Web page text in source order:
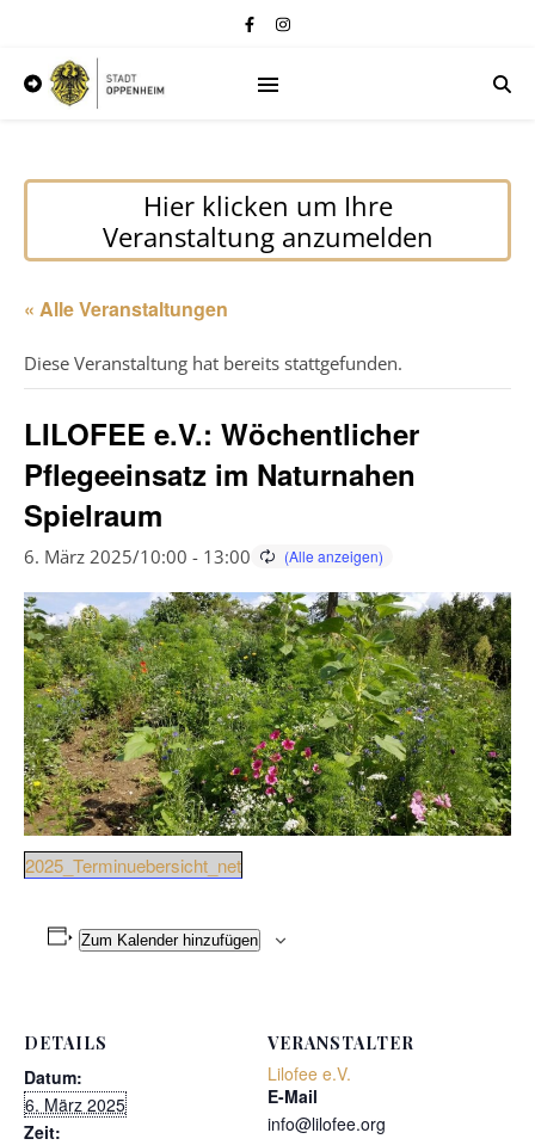
Hier klicken um Ihre
Veranstaltung anzumelden
« Alle Veranstaltungen
Diese Veranstaltung hat bereits stattgefunden.
LILOFEE e.V.: Wöchentlicher
Pflegeeinsatz im Naturnahen
Spielraum
6. März 2025/10:00 - 13:00
2025_Terminuebersicht_net
Zum Kalender hinzufügen
DETAILS
Datum:
6. März 2025
Zeit:
VERANSTALTER
Lilofee e.V.
E-Mail
info@lilofee.org